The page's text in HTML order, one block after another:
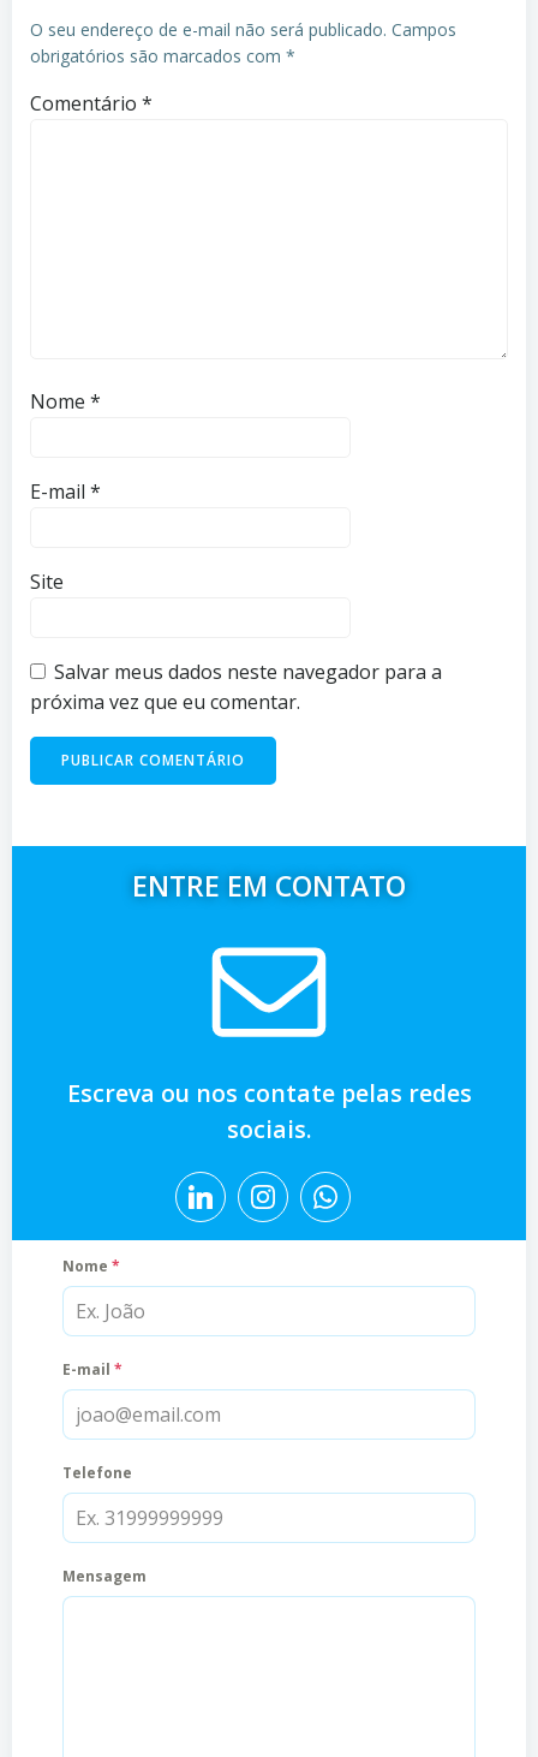
O seu endereço de e-mail não será publicado. Campos
obrigatórios são marcados com *
Comentário *
Nome *
E-mail *
Site
Salvar meus dados neste navegador para a
próxima vez que eu comentar.
ENTRE EM CONTATO
Escreva ou nos contate pelas redes
sociais.
Nome *
E-mail *
Telefone
Mensagem